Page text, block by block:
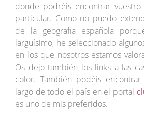
donde podréis encontrar
particular. Como no puedo
de la geografía española
larguísimo, he seleccionado
en los que nosotros estamos
Os dejo también los links a las
color. También podéis
largo de todo el país en el portal
es uno de mis preferidos.